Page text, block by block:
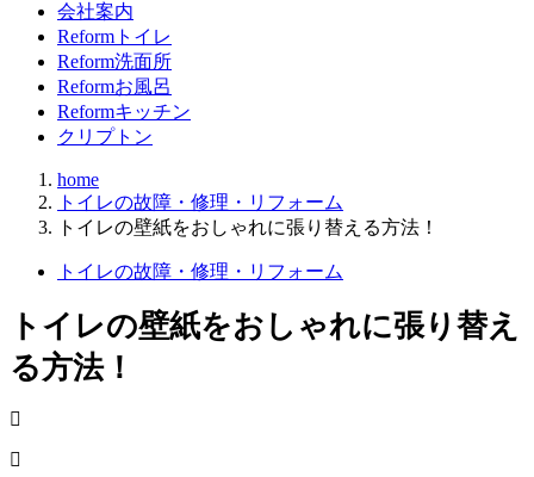
会社案内
Reformトイレ
Reform洗面所
Reformお風呂
Reformキッチン
クリプトン
home
トイレの故障・修理・リフォーム
トイレの壁紙をおしゃれに張り替える方法！
トイレの故障・修理・リフォーム
トイレの壁紙をおしゃれに張り替え
る方法！